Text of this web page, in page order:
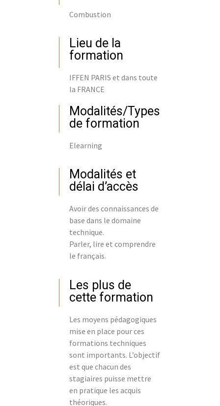
Combustion
Lieu de la
formation
IFFEN PARIS et dans toute
la FRANCE
Modalités/Types
de formation
Elearning
Modalités et
délai d’accès
Avoir des connaissances de
base dans le domaine
technique.
Parler, lire et comprendre
le français.
Les plus de
cette formation
Les moyens pédagogiques
mise en place pour ces
formations techniques
sont importants. L’objectif
est que chacun des
stagiaires puisse mettre
en pratique les acquis
théoriques.